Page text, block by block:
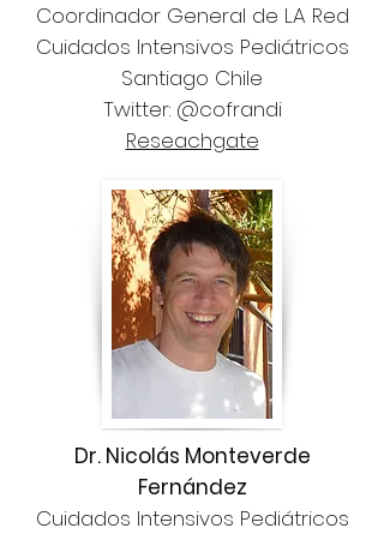
Coordinador General de LA Red
Cuidados Intensivos Pediátricos
Santiago Chile
Twitter: @cofrandi
Reseachgate
Dr. Nicolás Monteverde
Fernández
Cuidados Intensivos Pediátricos